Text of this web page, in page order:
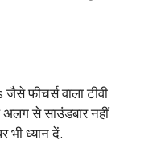
फीचर्स वाला टीवी
से साउंडबार नहीं
भी ध्यान दें.